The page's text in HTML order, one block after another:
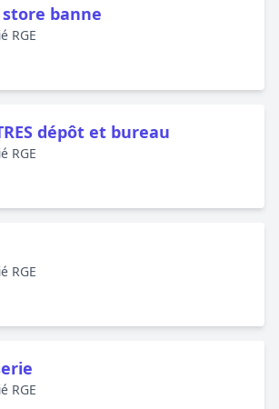
banne
RGE
dépôt et bureau
RGE
RGE
RGE